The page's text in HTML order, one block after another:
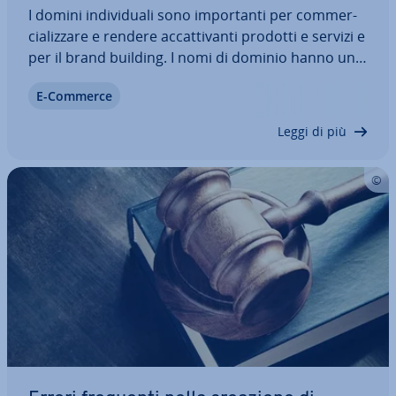
I domini in­di­vi­dua­li sono im­por­tan­ti per com­mer­
cia­liz­za­re e rendere ac­cat­ti­van­ti prodotti e servizi e
per il brand building. I nomi di dominio hanno un
sen­ta­re un business red­di­ti­zio. Vi spie­ghia­mo
E-Commerce
Leggi di più